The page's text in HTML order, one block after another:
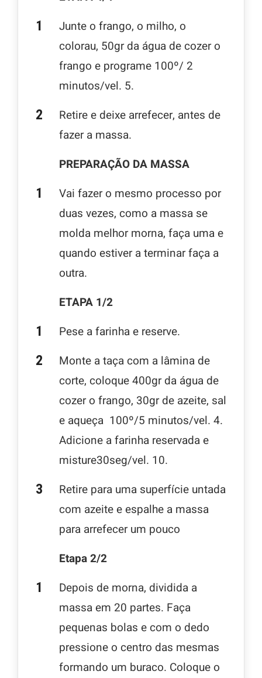
Junte o frango, o milho, o
colorau, 50gr da água de cozer o
frango e programe 100º/ 2
minutos/vel. 5.
Retire e deixe arrefecer, antes de
fazer a massa.
PREPARAÇÃO DA MASSA
Vai fazer o mesmo processo por
duas vezes, como a massa se
molda melhor morna, faça uma e
quando estiver a terminar faça a
outra.
ETAPA 1/2
Pese a farinha e reserve.
Monte a taça com a lâmina de
corte, coloque 400gr da água de
cozer o frango, 30gr de azeite, sal
e aqueça 100º/5 minutos/vel. 4.
Adicione a farinha reservada e
misture30seg/vel. 10.
Retire para uma superfície untada
com azeite e espalhe a massa
para arrefecer um pouco
Etapa 2/2
Depois de morna, dividida a
massa em 20 partes. Faça
pequenas bolas e com o dedo
pressione o centro das mesmas
formando um buraco. Coloque o